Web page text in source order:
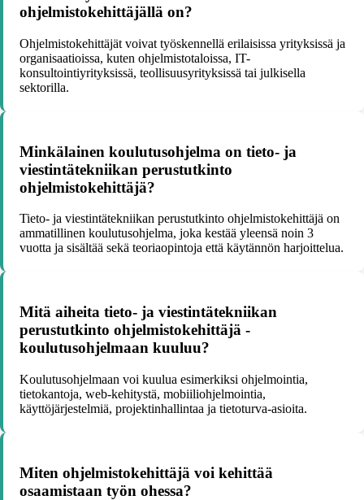
ohjelmistokehittäjällä on?
Ohjelmistokehittäjät voivat työskennellä erilaisissa yrityksissä ja
organisaatioissa, kuten ohjelmistotaloissa, IT-
konsultointiyrityksissä, teollisuusyrityksissä tai julkisella
sektorilla.
Minkälainen koulutusohjelma on tieto- ja
viestintätekniikan perustutkinto
ohjelmistokehittäjä?
Tieto- ja viestintätekniikan perustutkinto ohjelmistokehittäjä on
ammatillinen koulutusohjelma, joka kestää yleensä noin 3
vuotta ja sisältää sekä teoriaopintoja että käytännön harjoittelua.
Mitä aiheita tieto- ja viestintätekniikan
perustutkinto ohjelmistokehittäjä -
koulutusohjelmaan kuuluu?
Koulutusohjelmaan voi kuulua esimerkiksi ohjelmointia,
tietokantoja, web-kehitystä, mobiiliohjelmointia,
käyttöjärjestelmiä, projektinhallintaa ja tietoturva-asioita.
Miten ohjelmistokehittäjä voi kehittää
osaamistaan työn ohessa?